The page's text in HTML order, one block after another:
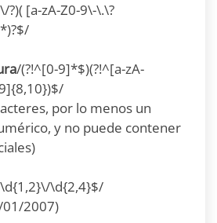
[a-zA-Z0-9\-\.\?
/(?!^[0-9]*$)(?!^[a-zA-
por lo menos un
y no puede contener
\d{2,4}$/
2007)